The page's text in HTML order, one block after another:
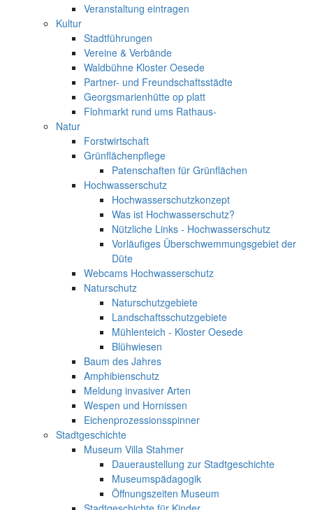
Veranstaltung eintragen
Kultur
Stadtführungen
Vereine & Verbände
Waldbühne Kloster Oesede
Partner- und Freundschaftsstädte
Georgsmarienhütte op platt
Flohmarkt rund ums Rathaus-
Natur
Forstwirtschaft
Grünflächenpflege
Patenschaften für Grünflächen
Hochwasserschutz
Hochwasserschutzkonzept
Was ist Hochwasserschutz?
Nützliche Links - Hochwasserschutz
Vorläufiges Überschwemmungsgebiet der
Düte
Webcams Hochwasserschutz
Naturschutz
Naturschutzgebiete
Landschaftsschutzgebiete
Mühlenteich - Kloster Oesede
Blühwiesen
Baum des Jahres
Amphibienschutz
Meldung invasiver Arten
Wespen und Hornissen
Eichenprozessionsspinner
Stadtgeschichte
Museum Villa Stahmer
Daueraustellung zur Stadtgeschichte
Museumspädagogik
Öffnungszeiten Museum